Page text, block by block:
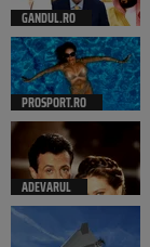
GANDUL.RO
PROSPORT.RO
ADEVARUL